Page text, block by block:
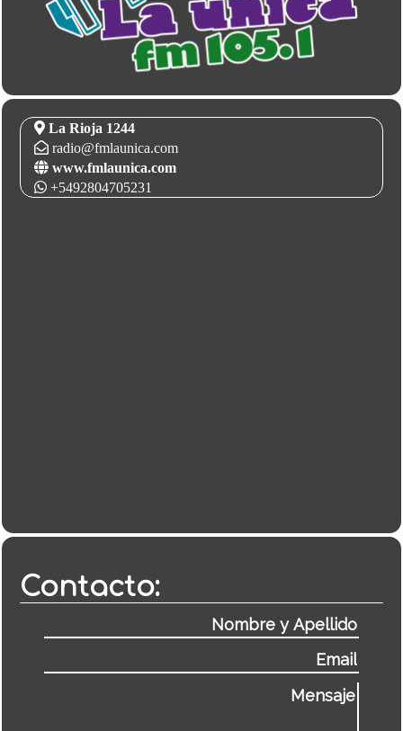
La Rioja 1244
radio@fmlaunica.com
www.fmlaunica.com
+5492804705231
Contacto: